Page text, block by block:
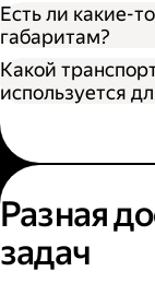
Выбрать
Ввести
Ввести
В
На сайте
Выберите
Введите
Укажите,
Есть ли какие-
габаритам?
Диаметр
Высота не
Какой
используется
Разная
задач